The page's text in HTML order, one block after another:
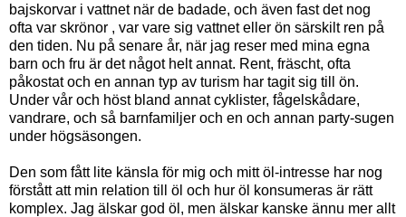
bajskorvar i vattnet när de badade, och även fast det nog
ofta var skrönor , var vare sig vattnet eller ön särskilt ren på
den tiden. Nu på senare år, när jag reser med mina egna
barn och fru är det något helt annat. Rent, fräscht, ofta
påkostat och en annan typ av turism har tagit sig till ön.
Under vår och höst bland annat cyklister, fågelskådare,
vandrare, och så barnfamiljer och en och annan party-sugen
under högsäsongen.
Den som fått lite känsla för mig och mitt öl-intresse har nog
förstått att min relation till öl och hur öl konsumeras är rätt
komplex. Jag älskar god öl, men älskar kanske ännu mer allt